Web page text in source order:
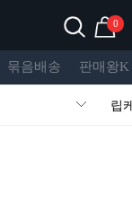
0
묶음배송 판매왕K
립